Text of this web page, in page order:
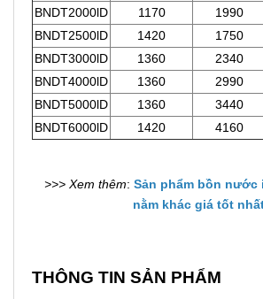
BNDT2000lD
1170 1990
BNDT2500lD
1420 1750
BNDT3000lD
1360 2340
BNDT4000lD
1360 2990
BNDT5000lD
1360 3440
BNDT6000lD
1420 4160
>>> Xem thêm: Sản phẩm bồn nước
nằm khác giá tốt
THÔNG TIN SẢN PHẨM